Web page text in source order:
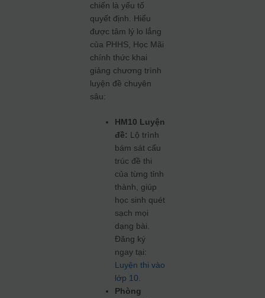
chiến là yếu tố
quyết định. Hiểu
được tâm lý lo lắng
của PHHS, Học Mãi
chính thức khai
giảng chương trình
luyện đề chuyên
sâu:
HM10 Luyện
đề: Lộ trình
bám sát cấu
trúc đề thi
của từng tỉnh
thành, giúp
học sinh quét
sạch mọi
dạng bài.
Đăng ký
ngay tại:
Luyện thi vào
lớp 10
Phòng